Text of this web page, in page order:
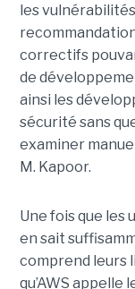
les
correctifs
de
ainsi les
sécurité sans
examiner
M. Kapoor.
Une fois que les
en sait
comprend leurs
qu’AWS appelle